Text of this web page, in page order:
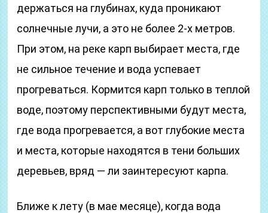
держаться на глубинах, куда проникают
солнечные лучи, а это не более 2-х метров.
При этом, на реке карп выбирает места, где
не сильное течение и вода успевает
прогреваться. Кормится карп только в теплой
воде, поэтому перспективными будут места,
где вода прогревается, а вот глубокие места
и места, которые находятся в тени больших
деревьев, вряд — ли заинтересуют карпа.
Ближе к лету (в мае месяце), когда вода